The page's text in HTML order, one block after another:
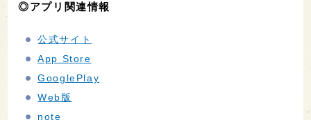
◎アプリ関連情報
公式サイト
App Store
GooglePlay
Web版
note